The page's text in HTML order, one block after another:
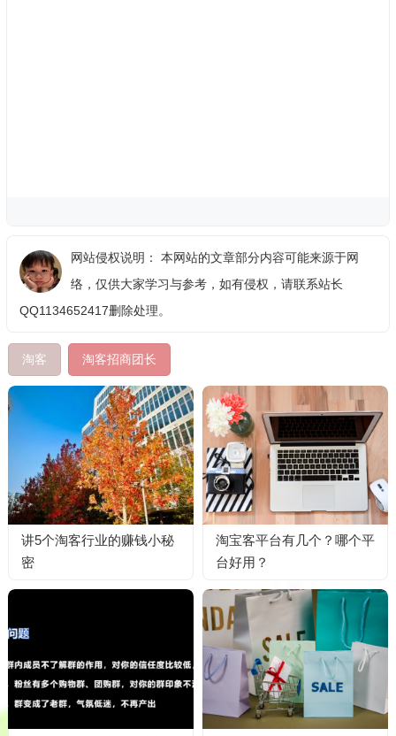
网站侵权说明： 本网站的文章部分内容可能来源于网
络，仅供大家学习与参考，如有侵权，请联系站长
QQ1134652417删除处理。
淘客 淘客招商团长
讲5个淘客行业的赚钱小秘
密
淘宝客平台有几个？哪个平
台好用？